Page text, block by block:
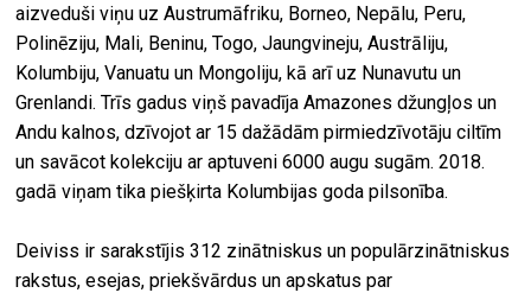
aizveduši viņu uz Austrumāfriku, Borneo, Nepālu, Peru,
Polinēziju, Mali, Beninu, Togo, Jaungvineju, Austrāliju,
Kolumbiju, Vanuatu un Mongoliju, kā arī uz Nunavutu un
Grenlandi. Trīs gadus viņš pavadīja Amazones džungļos un
Andu kalnos, dzīvojot ar 15 dažādām pirmiedzīvotāju ciltīm
un savācot kolekciju ar aptuveni 6000 augu sugām. 2018.
gadā viņam tika piešķirta Kolumbijas goda pilsonība.
Deiviss ir sarakstījis 312 zinātniskus un populārzinātniskus
rakstus, esejas, priekšvārdus un apskatus par